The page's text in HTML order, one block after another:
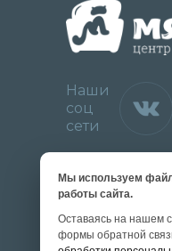
Наши
соц
сети
Адреса
Мы используем
работы сайта.
Оставаясь на нашем
формы обратной